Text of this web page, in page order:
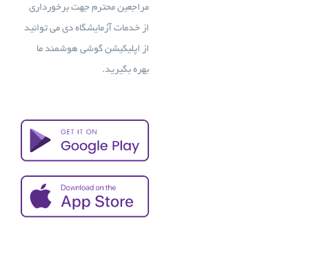
مراجعین محترم جهت برخورداری
از خدمات آزمایشگاه دی می توانید
از اپلیکیشن گوشی هوشمند ما
بهره بگیرید.